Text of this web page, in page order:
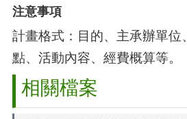
注意事項
計畫格式：目的、主承辦單位
點、活動內容、經費概算等。
相關檔案